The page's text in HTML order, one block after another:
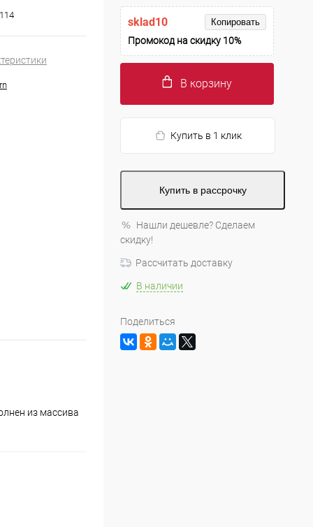
из массива
sklad10 Копировать
Промокод на скидку 10%
В корзину
Купить в 1 клик
Купить в рассрочку
Нашли дешевле? Сделаем
скидку!
Рассчитать доставку
В наличии
Поделиться